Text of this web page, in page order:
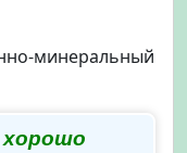
минеральный
хорошо